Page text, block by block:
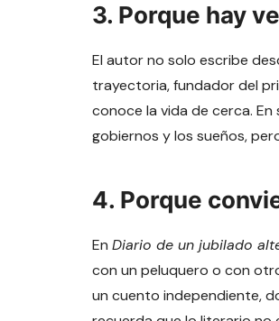
3. Porque hay
El autor no solo escribe
trayectoria, fundador del
conoce la vida de cerca.
gobiernos y los sueños,
4. Porque
En Diario de un jubilado
con un peluquero o con
un cuento independiente,